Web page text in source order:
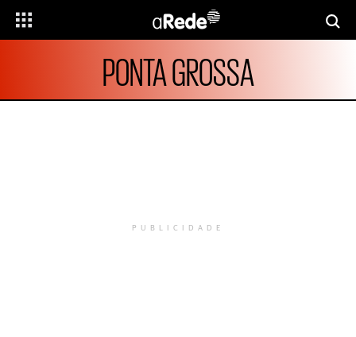
PONTA GROSSA
PUBLICIDADE